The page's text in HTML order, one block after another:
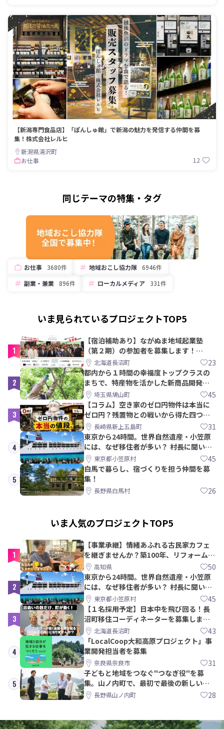
【新潟専門食品店】「ぽんしゅ館」で新潟の魅力を発信する仲間を募
集！株式会社レルヒ
新潟県湯沢町
お仕事
12
同じテーマの特集・タグ
お仕事 3680件 地域おこし協力隊
6946件
副業・兼業
896件 ローカルメディア 331件
いま見られているプロジェクトTOP5
1
【宿泊補助あり】ながぬま地域起業塾
（第２期）の参加者を募集します！
【8/21〆】
北海道長沼町 23
2
都内から１時間の幸福度トップクラスの
まちで、特産物を活かした新商品開発＆
PRメンバー募集！
埼玉県鳩山町 45
3
【コラム】空き家のゼロ円物件は本当に
ゼロ円？残置物との戦いから得た四つの
教訓｜新上五島町
長崎県新上五島町 31
4
東京から24時間。世界自然遺産・小笠原
には、なぜ移住者が多い？ 村長に聞いて
みた東京都小笠原村 45
5
白馬で暮らし、宿づくりを担う仲間を募
集！
長野県白馬村 26
いま人気のプロジェクトTOP5
1
【事業承継】情緒あふれる古民家カフェ
を継ぎませんか？築100年、リフォームか
ら約10年！
高知県 50
2
東京から24時間。世界自然遺産・小笠原
には、なぜ移住者が多い？ 村長に聞いて
みた東京都小笠原村 45
3
【１名採用予定】日本中を飛び回る！長
沼町移住コーディネーターを募集しま
す！北海道長沼町 43
4
「LocalCoop大和高原プロジェクト」事
業開発担当者を募集
奈良県奈良市 31
5
子どもと地域をつなぐ"つなぎ役"を募
集。山ノ内町で、最初で最後の新しい学
校づくりを一緒に
長野県山ノ内町 28